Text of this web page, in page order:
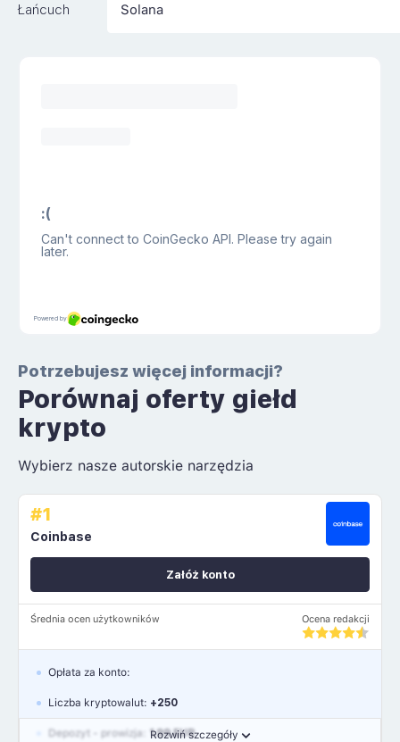
Łańcuch Solana
Potrzebujesz więcej informacji?
Porównaj oferty giełd
krypto
Wybierz nasze autorskie narzędzia
#1
Coinbase
Średnia ocen użytkowników Ocena redakcji
Załóż konto
Rozwiń szczegóły
Opłata za konto:
Liczba kryptowalut: +250
Depozyt - prowizja: 1.99 EUR